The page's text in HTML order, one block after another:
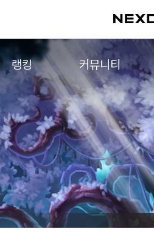
랭킹
월드 랭킹
컨텐츠 랭킹
커뮤니티
자유게시판
메이플 아트
메이플 코디
메이플스토리 파트너스
AI Style Finder
미니게임
커뮤니티 아카이브